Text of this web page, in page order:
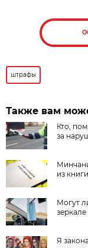
штрафы
Также вам
Кто,
за
из
Могут
Я